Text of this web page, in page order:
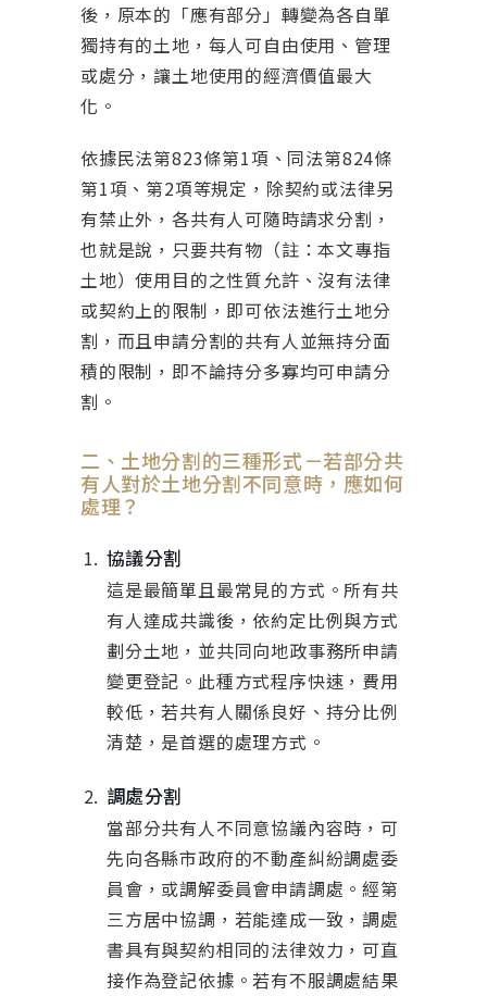
後，原本的「應有部分」轉變為各自單
獨持有的土地，每人可自由使用、管理
或處分，讓土地使用的經濟價值最大
化。
依據民法第823條第1項、同法第824條
第1項、第2項等規定，除契約或法律另
有禁止外，各共有人可隨時請求分割，
也就是說，只要共有物（註：本文專指
土地）使用目的之性質允許、沒有法律
或契約上的限制，即可依法進行土地分
割，而且申請分割的共有人並無持分面
積的限制，即不論持分多寡均可申請分
割。
二、土地分割的三種形式－若部分共
有人對於土地分割不同意時，應如何
處理？
協議分割
這是最簡單且最常見的方式。所有共
有人達成共識後，依約定比例與方式
劃分土地，並共同向地政事務所申請
變更登記。此種方式程序快速，費用
較低，若共有人關係良好、持分比例
清楚，是首選的處理方式。
調處分割
當部分共有人不同意協議內容時，可
先向各縣市政府的不動產糾紛調處委
員會，或調解委員會申請調處。經第
三方居中協調，若能達成一致，調處
書具有與契約相同的法律效力，可直
接作為登記依據。若有不服調處結果